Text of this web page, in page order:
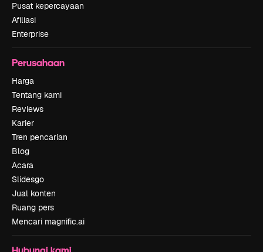
Pusat kepercayaan
Afiliasi
Enterprise
Perusahaan
Harga
Tentang kami
Reviews
Karier
Tren pencarian
Blog
Acara
Slidesgo
Jual konten
Ruang pers
Mencari magnific.ai